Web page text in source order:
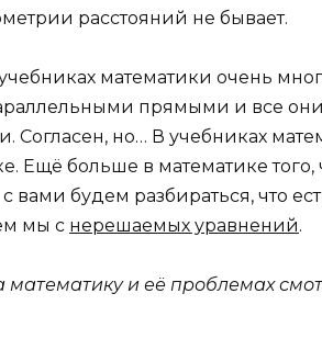
расстояний не бывает.
математики очень
прямыми и все
Согласен, но… В учебниках
Ещё больше в математике того,
будем разбираться, что
мы с нерешаемых уравнений.
математику и её проблемах